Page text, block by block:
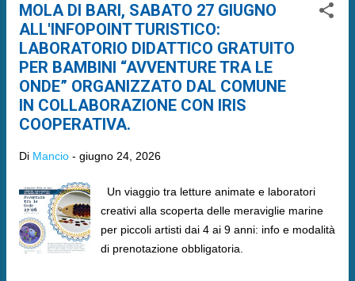
MOLA DI BARI, SABATO 27 GIUGNO
ALL'INFOPOINT TURISTICO:
LABORATORIO DIDATTICO GRATUITO
PER BAMBINI “AVVENTURE TRA LE
ONDE” ORGANIZZATO DAL COMUNE
IN COLLABORAZIONE CON IRIS
COOPERATIVA.
Di Mancio - giugno 24, 2026
Un viaggio tra letture animate e laboratori
creativi alla scoperta delle meraviglie marine
per piccoli artisti dai 4 ai 9 anni: info e modalità
di prenotazione obbligatoria.